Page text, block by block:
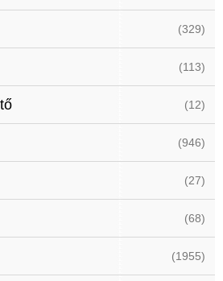
(329)
(113)
(12)
(946)
(27)
(68)
(1955)